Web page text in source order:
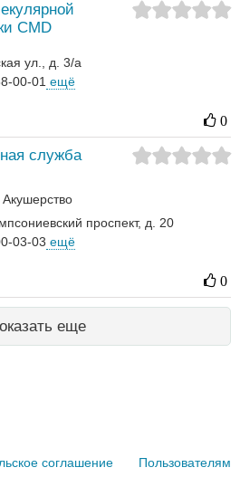
CMD
ул., д. 3/а
00-01 ещё
0
служба
Акушерство
проспект, д. 20
03-03 ещё
0
еще
соглашение
Пользователям